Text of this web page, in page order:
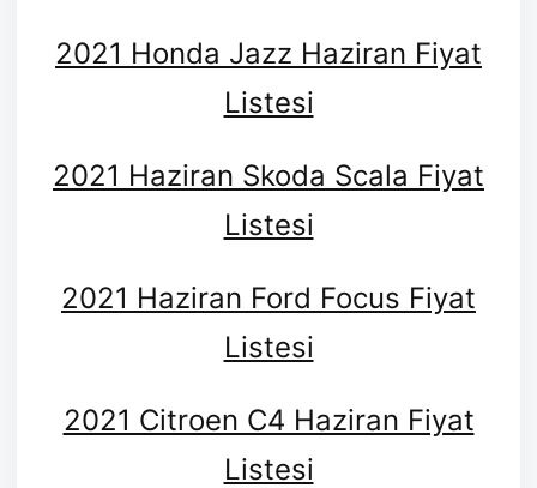
2021 Honda Jazz Haziran Fiyat
Listesi
2021 Haziran Skoda Scala Fiyat
Listesi
2021 Haziran Ford Focus Fiyat
Listesi
2021 Citroen C4 Haziran Fiyat
Listesi